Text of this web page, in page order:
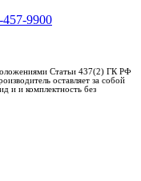
457-9900
Статьи 437(2) ГК РФ
оставляет за собой
и и комплектность без